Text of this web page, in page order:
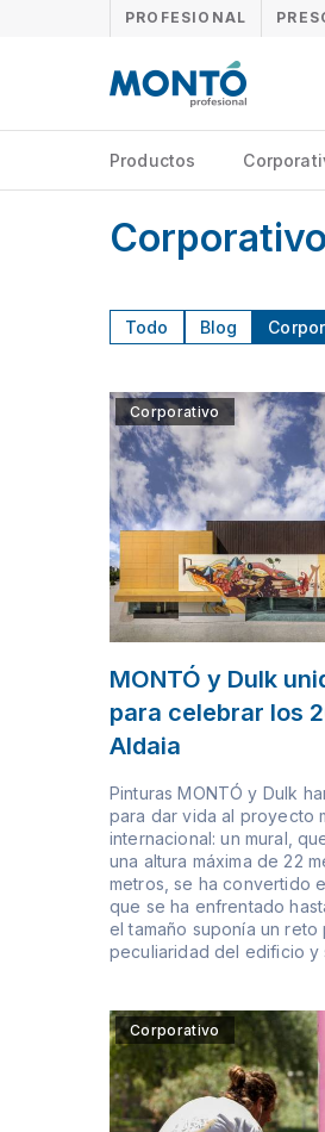
PROFESIONAL
Productos
Corporativo
Todo Blog
Corporativo
MONTÓ y Dulk
para celebrar los
Aldaia
Pinturas MONTÓ y Dulk
para dar vida al proyecto
internacional: un mural,
una altura máxima de 22
metros, se ha convertido
que se ha enfrentado
el tamaño suponía un reto
peculiaridad del edificio
Corporativo